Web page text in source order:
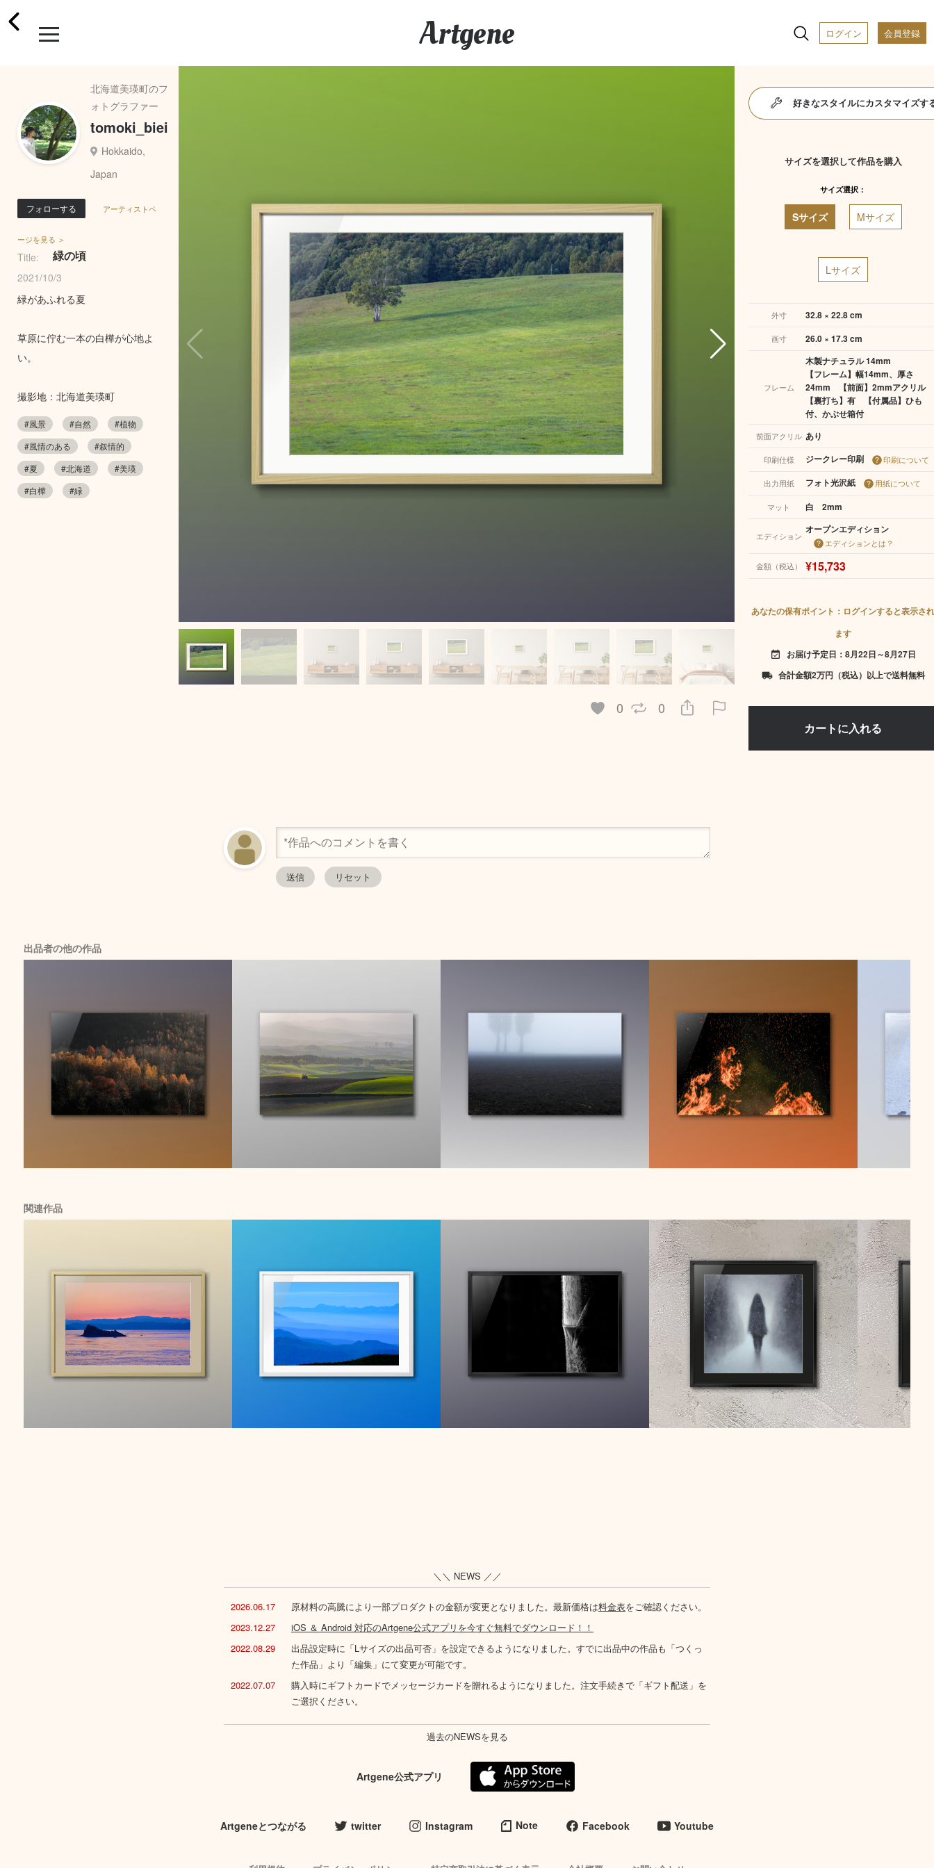
Artgene ログイン 会員登録
0 0
北海道美瑛町のフ
ォトグラファー
tomoki_biei
Hokkaido,
Japan
フォローする アーティストペ
ージを見る ＞
Title: 緑の頃
2021/10/3
緑があふれる夏
草原に佇む一本の白樺が心地よ
い。
撮影地：北海道美瑛町
#風景 #自然
#植物
#風情のある
#叙情的
#夏
#北海道
#美瑛
#白樺
#緑
好きなスタイルにカスタマイズす
サイズを選択して作品を購入
サイズ選択：
Sサイズ Mサイズ
Lサイズ
外寸 32.8 × 22.8 cm
画寸 26.0 × 17.3 cm
フレーム
木製ナチュラル 14mm
【フレーム】幅14mm、厚さ
24mm 【前面】2mmアクリル
【裏打ち】有 【付属品】ひも
付、かぶせ箱付
前面アクリル あり
印刷仕様 ジークレー印刷 印刷について
出力用紙 フォト光沢紙 用紙について
マット 白 2mm
エディション
オープンエディション
エディションとは？
金額（税込） ¥15,733
あなたの保有ポイント：ログインすると表示され
ます
event_available お届け予定日：8月22日～8月27日
local_shipping 合計金額2万円（税込）以上で送料無料
出品者の他の作品
関連作品
＼＼ NEWS ／／
2026.06.17 原材料の高騰により一部プロダクトの金額が変更となりました。最新価格は料金表をご確認ください。
2023.12.27
iOS ＆ Android 対応のArtgene公式アプリを今すぐ無料でダウンロード！！
2022.08.29
出品設定時に「Lサイズの出品可否」を設定できるようになりました。すでに出品中の作品も「つくっ
た作品」より「編集」にて変更が可能です。
2022.07.07
購入時にギフトカードでメッセージカードを贈れるようになりました。注文手続きで「ギフト配送」を
ご選択ください。
過去のNEWSを見る
Artgene公式アプリ
Artgeneとつながる twitter Instagram Note Facebook Youtube